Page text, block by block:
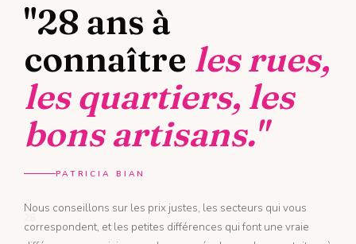
"28 ans à
connaître les rues,
les quartiers, les
bons artisans."
PATRICIA BIAN
Nous conseillons sur les prix justes, les secteurs qui vous
correspondent, et les petites différences qui font une vraie